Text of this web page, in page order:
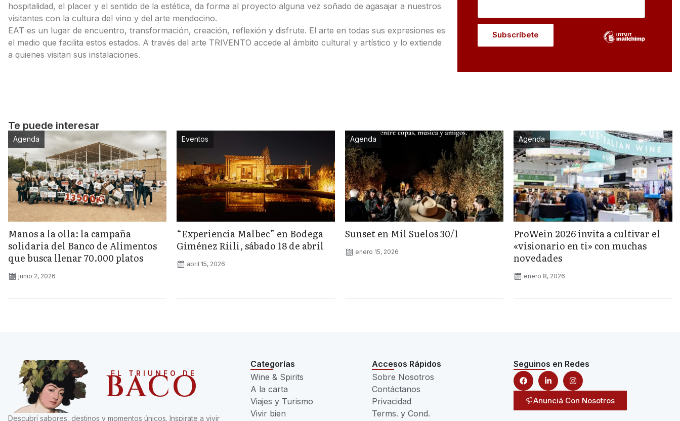
hospitalidad, el placer y el sentido de la estética, da forma al proyecto alguna vez soñado de agasajar a nuestros
visitantes con la cultura del vino y del arte mendocino.
EAT es un lugar de encuentro, transformación, creación, reflexión y disfrute. El arte en todas sus expresiones es
el medio que facilita estos estados. A través del arte TRIVENTO accede al ámbito cultural y artístico y lo extiende
a quienes visitan sus instalaciones.
Te puede interesar
Agenda
Manos a la olla: la campaña
solidaria del Banco de Alimentos
que busca llenar 70.000 platos
junio 2, 2026
Eventos
“Experiencia Malbec” en Bodega
Giménez Riili, sábado 18 de abril
abril 15, 2026
Agenda
Sunset en Mil Suelos 30/1
enero 15, 2026
Agenda
ProWein 2026 invita a cultivar el
«visionario en ti» con muchas
novedades
enero 8, 2026
EL TRIUNFO DE
BACO
Descubrí sabores, destinos y momentos únicos. Inspirate a vivir
Categorías
Wine & Spirits
A la carta
Viajes y Turismo
Vivir bien
Accesos Rápidos
Sobre Nosotros
Contáctanos
Privacidad
Terms. y Cond.
Seguinos en Redes
Anunciá Con Nosotros